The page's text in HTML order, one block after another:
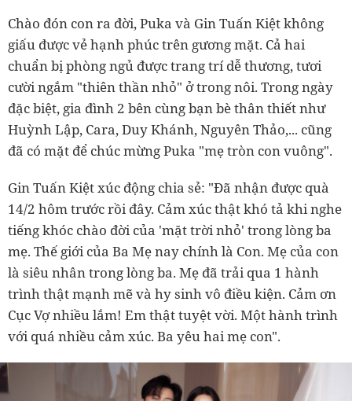
Chào đón con ra đời, Puka và Gin Tuấn Kiệt không
giấu được vẻ hạnh phúc trên gương mặt. Cả hai
chuẩn bị phòng ngủ được trang trí dễ thương, tươi
cười ngắm "thiên thần nhỏ" ở trong nôi. Trong ngày
đặc biệt, gia đình 2 bên cùng bạn bè thân thiết như
Huỳnh Lập, Cara, Duy Khánh, Nguyên Thảo,... cũng
đã có mặt để chúc mừng Puka "mẹ tròn con vuông".
Gin Tuấn Kiệt xúc động chia sẻ: "Đã nhận được quà
14/2 hôm trước rồi đây. Cảm xúc thật khó tả khi nghe
tiếng khóc chào đời của 'mặt trời nhỏ' trong lòng ba
mẹ. Thế giới của Ba Mẹ nay chính là Con. Mẹ của con
là siêu nhân trong lòng ba. Mẹ đã trải qua 1 hành
trình thật mạnh mẽ và hy sinh vô điều kiện. Cảm ơn
Cục Vợ nhiều lắm! Em thật tuyệt vời. Một hành trình
với quá nhiều cảm xúc. Ba yêu hai mẹ con".